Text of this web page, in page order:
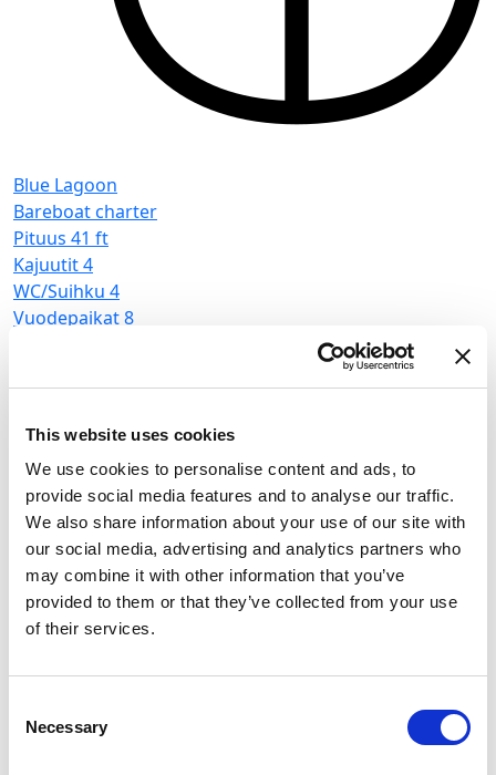
This website uses cookies
We use cookies to personalise content and ads, to
provide social media features and to analyse our traffic.
We also share information about your use of our site with
our social media, advertising and analytics partners who
may combine it with other information that you’ve
provided to them or that they’ve collected from your use
of their services.
Selection
Necessary
Blue Lagoon
Bareboat charter
Pituus 41 ft
Kajuutit4
WC/Suihku 4
Vuodepaikat8